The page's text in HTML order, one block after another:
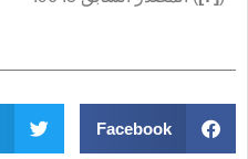
Facebook